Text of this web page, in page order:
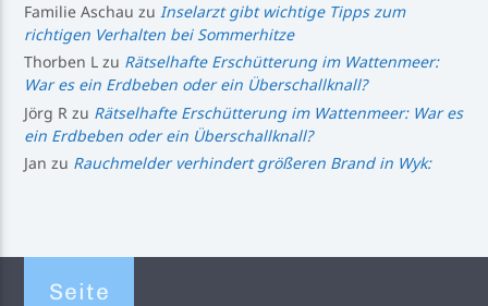
Familie Aschau zuInselarzt gibt wichtige Tipps zum
richtigen Verhalten bei Sommerhitze
Thorben L zu Rätselhafte Erschütterung im Wattenmeer:
War es ein Erdbeben oder ein Überschallknall?
Jörg R zu Rätselhafte Erschütterung im Wattenmeer: War es
ein Erdbeben oder ein Überschallknall?
Jan zu Rauchmelder verhindert größeren Brand in Wyk:
Seite